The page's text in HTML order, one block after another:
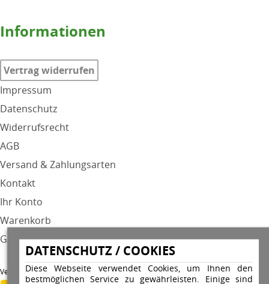
DATENSCHUTZ / COOKIES
Diese Webseite verwendet Cookies, um Ihnen den
bestmöglichen Service zu gewährleisten. Einige sind
Informationen
Vertrag widerrufen
Impressum
Datenschutz
Widerrufsrecht
AGB
Versand & Zahlungsarten
Kontakt
Ihr Konto
Warenkorb
GPSR
Versandunternehmen